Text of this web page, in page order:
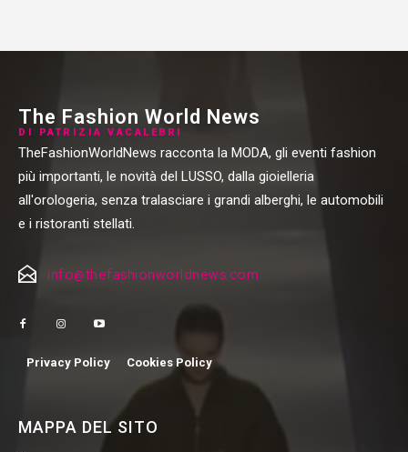
The Fashion World News
DI PATRIZIA VACALEBRI
TheFashionWorldNews racconta la MODA, gli eventi fashion
più importanti, le novità del LUSSO, dalla gioielleria
all'orologeria, senza tralasciare i grandi alberghi, le automobili
e i ristoranti stellati.
info@thefashionworldnews.com
Privacy Policy Cookies Policy
MAPPA DEL SITO